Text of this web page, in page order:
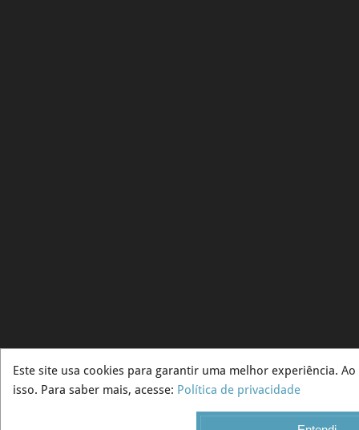
Este site usa cookies para garantir uma melhor experiência.
isso. Para saber mais, acesse: Política de privacidade